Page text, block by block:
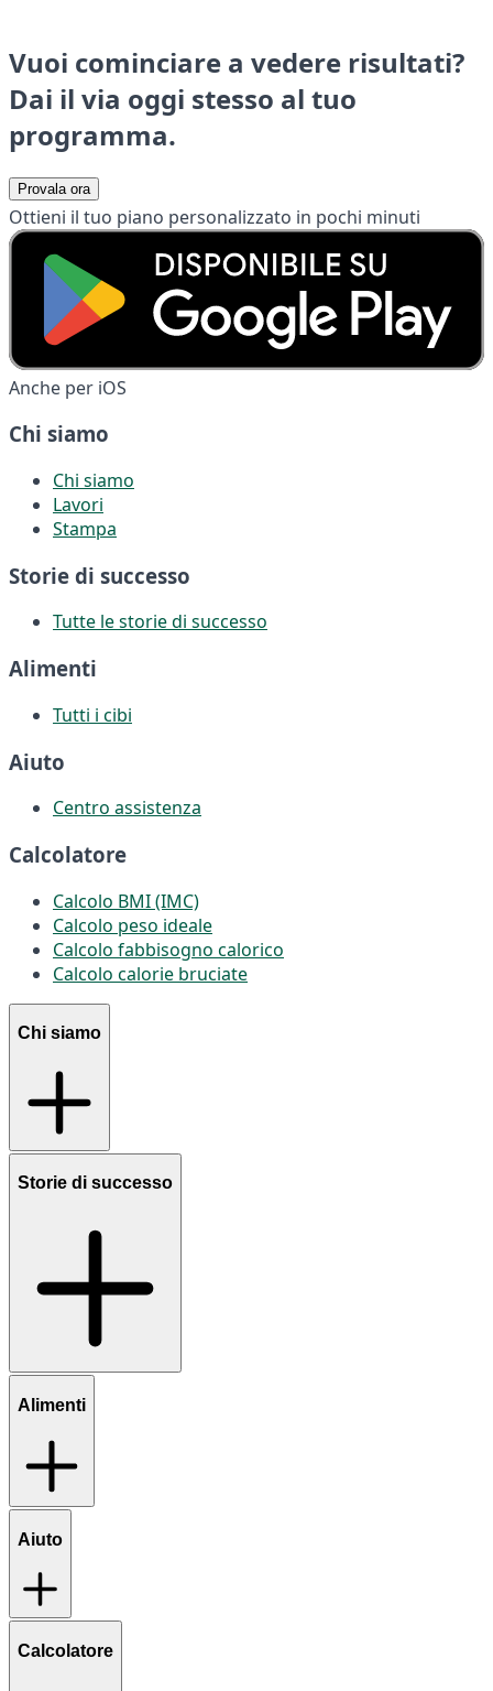
Vuoi cominciare a vedere risultati?
Dai il via oggi stesso al tuo
programma.
Provala ora
Ottieni il tuo piano personalizzato in pochi minuti
Anche per iOS
Chi siamo
Chi siamo
Lavori
Stampa
Storie di successo
Tutte le storie di successo
Alimenti
Tutti i cibi
Aiuto
Centro assistenza
Calcolatore
Calcolo BMI (IMC)
Calcolo peso ideale
Calcolo fabbisogno calorico
Calcolo calorie bruciate
Chi siamo
Storie di successo
Alimenti
Aiuto
Calcolatore